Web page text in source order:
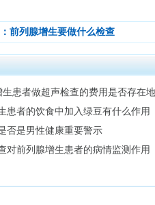
前列腺增生要做什么检查
生患者做超声检查的费用是否存在
患者的饮食中加入绿豆有什么作用
否是男性健康重要警示
对前列腺增生患者的病情监测作用